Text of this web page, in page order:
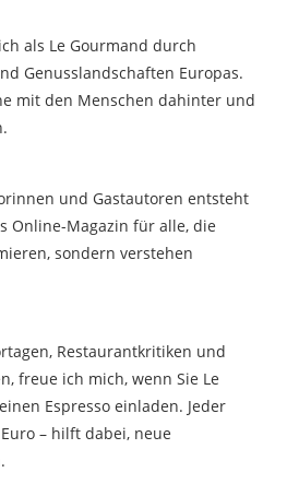
als Le Gourmand durch
Genusslandschaften Europas.
mit den Menschen dahinter und
und Gastautoren entsteht
Online-Magazin für alle, die
sondern verstehen
Restaurantkritiken und
freue ich mich, wenn Sie Le
Espresso einladen. Jeder
– hilft dabei, neue